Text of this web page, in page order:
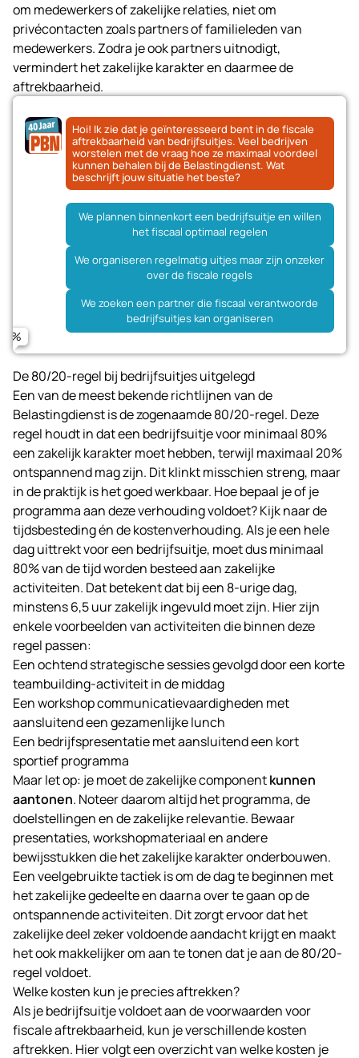
om medewerkers of zakelijke relaties, niet om
privécontacten zoals partners of familieleden van
medewerkers. Zodra je ook partners uitnodigt,
vermindert het zakelijke karakter en daarmee de
aftrekbaarheid.
Hoi! Ik zie dat je geïnteresseerd bent in de fiscale
aftrekbaarheid van bedrijfsuitjes. Veel bedrijven
worstelen met de vraag hoe ze maximaal voordeel
kunnen behalen bij de Belastingdienst. Wat
beschrijft jouw situatie het beste?
We plannen binnenkort een bedrijfsuitje en willen
het fiscaal optimaal regelen
We organiseren regelmatig uitjes maar zijn onzeker
over de fiscale regels
We zoeken een partner die fiscaal verantwoorde
bedrijfsuitjes kan organiseren
Een uitje dat gegarandeerd voldoet aan alle fiscale
Advies over hoe we onze huidige uitjes fiscaal kunnen
Complete ontzorging: van planning tot fiscale
documentatie
Naam
E-mailadres
Telefoonnummer (optioneel)
Neem contact met me op
De 80/20-regel bij bedrijfsuitjes uitgelegd
Een van de meest bekende richtlijnen van de
Belastingdienst is de zogenaamde 80/20-regel. Deze
regel houdt in dat een bedrijfsuitje voor minimaal 80%
een zakelijk karakter moet hebben, terwijl maximaal 20%
ontspannend mag zijn. Dit klinkt misschien streng, maar
in de praktijk is het goed werkbaar. Hoe bepaal je of je
programma aan deze verhouding voldoet? Kijk naar de
tijdsbesteding én de kostenverhouding. Als je een hele
dag uittrekt voor een bedrijfsuitje, moet dus minimaal
80% van de tijd worden besteed aan zakelijke
activiteiten. Dat betekent dat bij een 8-urige dag,
minstens 6,5 uur zakelijk ingevuld moet zijn. Hier zijn
enkele voorbeelden van activiteiten die binnen deze
regel passen:
Een ochtend strategische sessies gevolgd door een korte
teambuilding-activiteit in de middag
Een workshop communicatievaardigheden met
aansluitend een gezamenlijke lunch
Een bedrijfspresentatie met aansluitend een kort
sportief programma
Maar let op: je moet de zakelijke componentkunnen
aantonen. Noteer daarom altijd het programma, de
doelstellingen en de zakelijke relevantie. Bewaar
presentaties, workshopmateriaal en andere
bewijsstukken die het zakelijke karakter onderbouwen.
Een veelgebruikte tactiek is om de dag te beginnen met
het zakelijke gedeelte en daarna over te gaan op de
ontspannende activiteiten. Dit zorgt ervoor dat het
zakelijke deel zeker voldoende aandacht krijgt en maakt
het ook makkelijker om aan te tonen dat je aan de 80/20-
regel voldoet.
Welke kosten kun je precies aftrekken?
Als je bedrijfsuitje voldoet aan de voorwaarden voor
fiscale aftrekbaarheid, kun je verschillende kosten
aftrekken. Hier volgt een overzicht van welke kosten je